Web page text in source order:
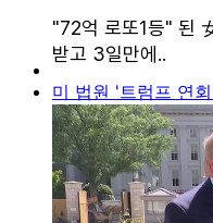
미 법원 '트럼프 연